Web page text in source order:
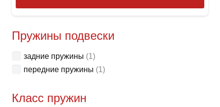
товар
Пружины подвески
задние пружины (1)
передние пружины (1)
Класс пружин